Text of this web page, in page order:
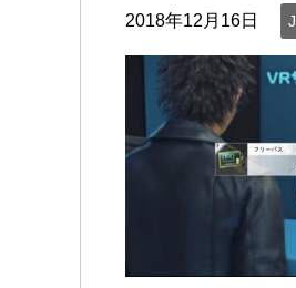
2018年12月16日